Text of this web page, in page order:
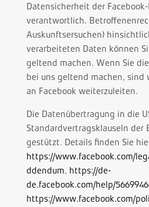
Datensicherheit der
verantwortlich.
Auskunftsersuchen)
verarbeiteten Daten können
geltend machen. Wenn Sie
bei uns geltend machen, sind
an Facebook weiterzuleiten.
Die Datenübertragung in die
Standardvertragsklauseln der
gestützt. Details finden Sie
https://www.facebook.com/
ddendum, https://de-
de.facebook.com/help/
https://www.facebook.com/